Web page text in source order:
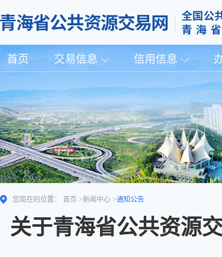
首页 交易信息 信用信息
您现在的位置： 首页 >新闻中心 >通知公告
关于青海省公共资源